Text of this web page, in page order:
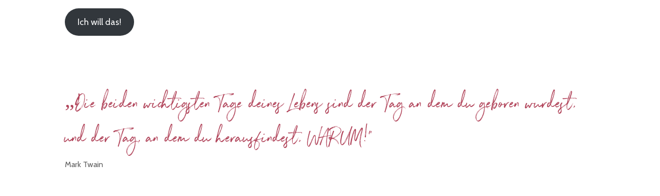
Ich will das!
„Die beidenwichtigsten Tagedeines Lebens sind der Tag an dem du geboren wurdest,
und der Tag, an dem du herausfindest,WARUM!“
Mark Twain